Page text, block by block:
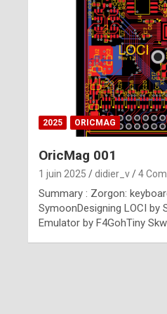
2025 ORICMAG
OricMag 001
1 juin 2025 didier_v 4
Summary : Zorgon:
SymoonDesigning LOCI by
Emulator by F4GohTiny